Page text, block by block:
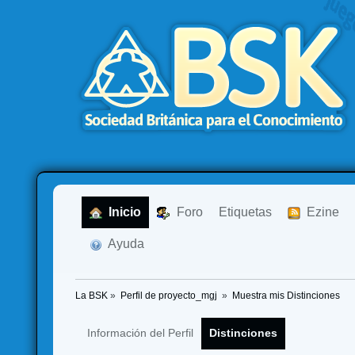
Inicio Foro Etiquetas Ezine
Ayuda
La BSK » Perfil de proyecto_mgj » Muestra mis Distinciones
Información del Perfil Distinciones